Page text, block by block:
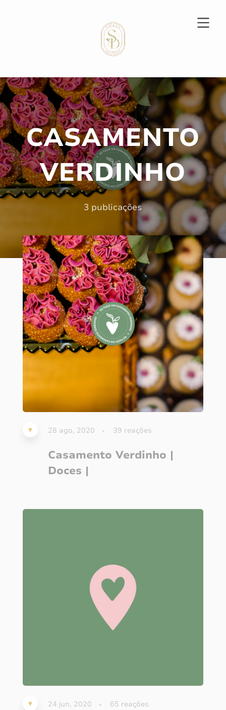
CASAMENTO
VERDINHO
3 publicações
28 ago, 2020 39 reações
Casamento Verdinho |
Doces |
24 jun, 2020 65 reações